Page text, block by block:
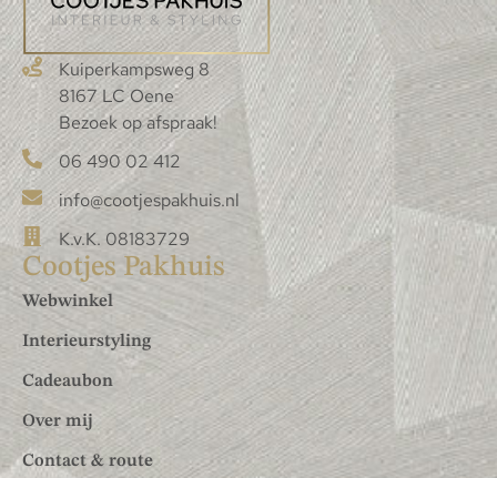
Kuiperkampsweg 8
8167 LC Oene
Bezoek op afspraak!
06 490 02 412
info@cootjespakhuis.nl
K.v.K. 08183729
Cootjes Pakhuis
Webwinkel
Interieurstyling
Cadeaubon
Over mij
Contact & route